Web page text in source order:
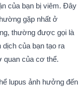
của bạn bị viêm. Đây
gặp nhất ở
thường được gọi là
dịch của bạn tạo ra
quan của cơ thể.
lupus ảnh hưởng đến